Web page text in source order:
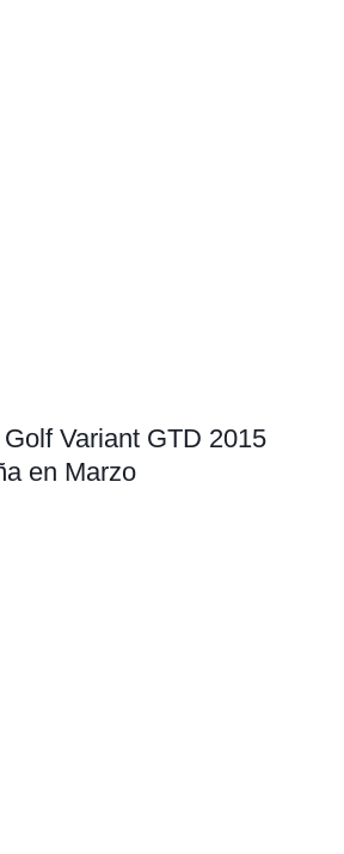
Variant GTD 2015
en Marzo